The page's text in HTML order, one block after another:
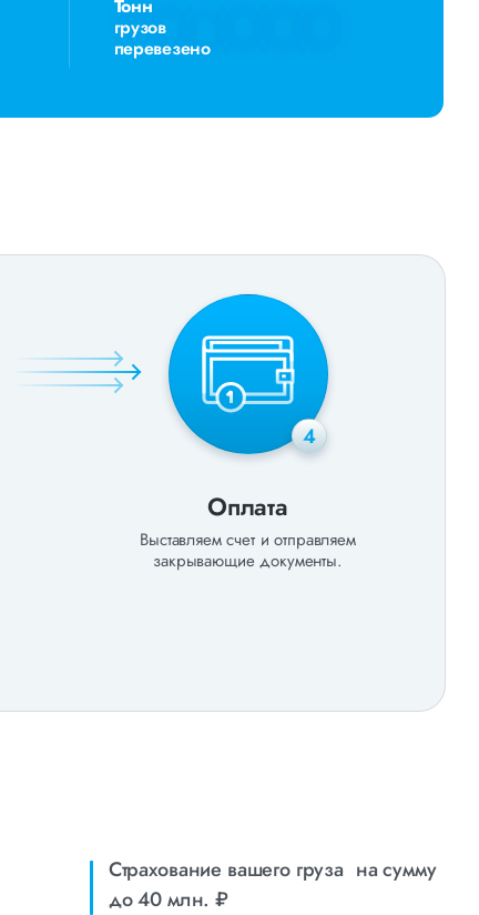
Тонн
грузов
перевезено
4
Оплата
Выставляем счет и отправляем
закрывающие документы.
Страхование вашего груза на сумму
до 40 млн. ₽